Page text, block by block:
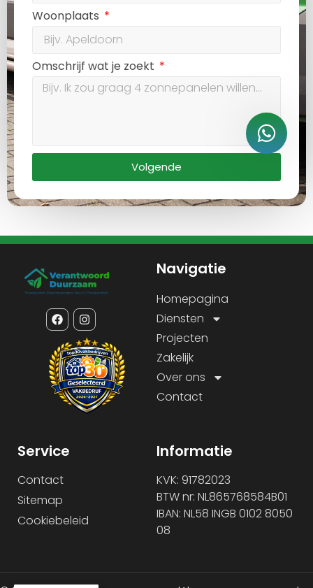
Woonplaats
Omschrijf wat je zoekt
Volgende
Navigatie
Homepagina
Diensten
Projecten
Zakelijk
Over ons
Contact
Service
Contact
Sitemap
Cookiebeleid
Informatie
KVK: 91782023
BTW nr: NL865768584B01
IBAN: NL58 INGB 0102 8050
08